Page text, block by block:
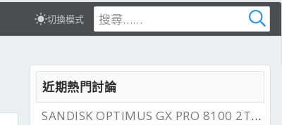
切換模式
近期熱門討論
SANDISK OPTIMUS GX PRO 8100 2TB 與 850X 2TB 開箱, PCIe 5.0 與 4.0 效能比較